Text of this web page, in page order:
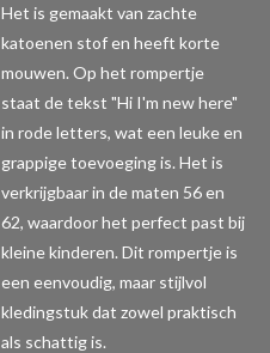
Het is gemaakt van zachte
katoenen stof en heeft korte
mouwen. Op het rompertje
staat de tekst "Hi I'm new here"
in rode letters, wat een leuke en
grappige toevoeging is. Het is
verkrijgbaar in de maten 56 en
62, waardoor het perfect past bij
kleine kinderen. Dit rompertje is
een eenvoudig, maar stijlvol
kledingstuk dat zowel praktisch
als schattig is.